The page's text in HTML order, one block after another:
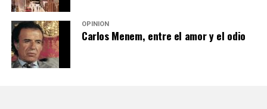
OPINIÓN
Carlos Menem, entre el amor y el odio